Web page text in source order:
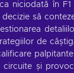
niciodată în
să
de
și